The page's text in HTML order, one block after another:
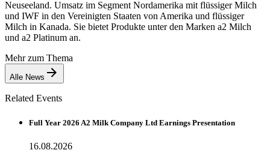
Neuseeland. Umsatz im Segment Nordamerika mit flüssiger Milch
und IWF in den Vereinigten Staaten von Amerika und flüssiger
Milch in Kanada. Sie bietet Produkte unter den Marken a2 Milch
und a2 Platinum an.
Mehr zum Thema
Alle News
Related Events
Full Year 2026 A2 Milk Company Ltd Earnings Presentation
16.08.2026